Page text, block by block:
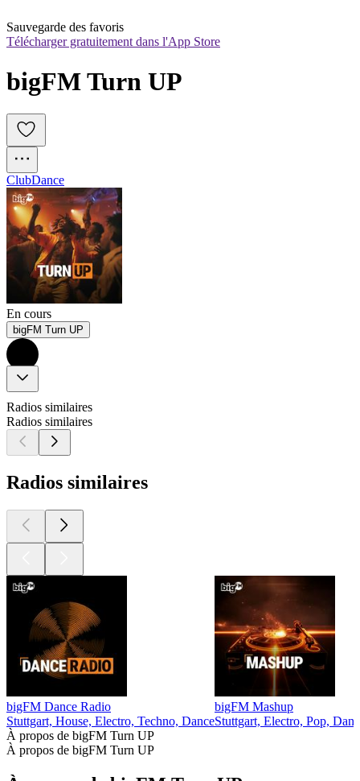
Sauvegarde des favoris
Télécharger gratuitement dans l'App Store
bigFM Turn UP
ClubDance
En cours
bigFM Turn UP
Radios similaires
Radios similaires
Radios similaires
bigFM Dance Radio
Stuttgart, House, Electro, Techno, Dance
bigFM Mashup
Stuttgart, Electro, Pop,
À propos de bigFM Turn UP
À propos de bigFM Turn UP